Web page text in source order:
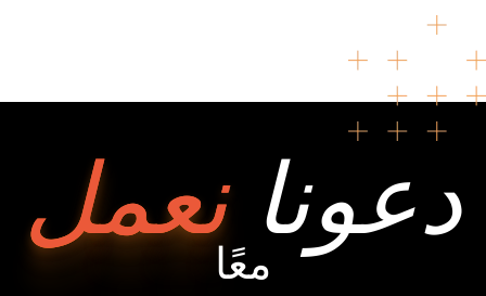
دعونانعملمعًا